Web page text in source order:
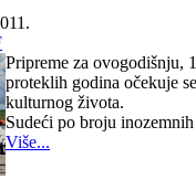
Pripreme za ovogodišnju,
proteklih godina očekuje
kulturnog života.
Sudeći po broju
Više...